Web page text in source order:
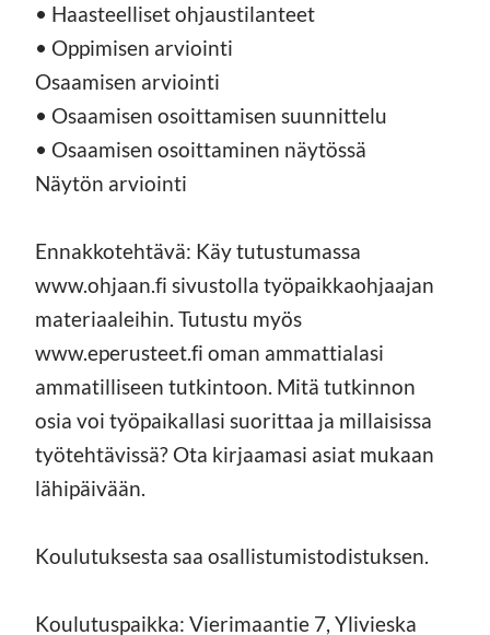
• Haasteelliset ohjaustilanteet
• Oppimisen arviointi
Osaamisen arviointi
• Osaamisen osoittamisen suunnittelu
• Osaamisen osoittaminen näytössä
Näytön arviointi
Ennakkotehtävä: Käy tutustumassa
www.ohjaan.fi sivustolla työpaikkaohjaajan
materiaaleihin. Tutustu myös
www.eperusteet.fi oman ammattialasi
ammatilliseen tutkintoon. Mitä tutkinnon
osia voi työpaikallasi suorittaa ja millaisissa
työtehtävissä? Ota kirjaamasi asiat mukaan
lähipäivään.
Koulutuksesta saa osallistumistodistuksen.
Koulutuspaikka: Vierimaantie 7, Ylivieska